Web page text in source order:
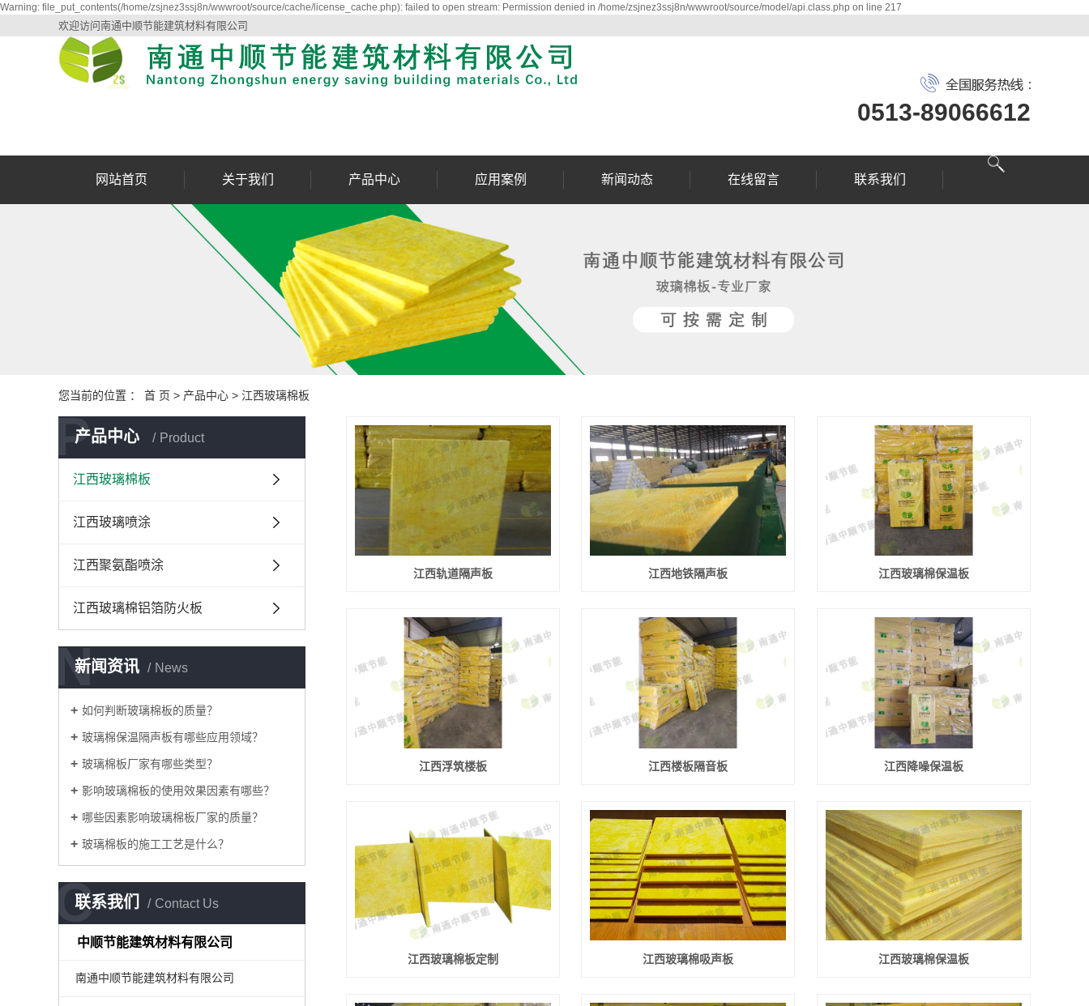
Warning: file_put_contents(/home/zsjnez3ssj8n/wwwroot/source/cache/license_cache.php): failed to open stream: Permission denied in /home/zsjnez3ssj8n/wwwroot/source/model/api.class.php on line 217
欢迎访问南通中顺节能建筑材料有限公司
0513-89066612
网站首页 关于我们
荣誉资质
检测设备
玻璃棉板施工流程
产品中心
江西玻璃棉板
江西玻璃喷涂
江西聚氨酯喷涂
江西玻璃棉铝箔防火板
应用案例 新闻动态
行业资讯
在线留言 联系我们
您当前的位置 ： 首 页 > 产品中心 > 江西玻璃棉板
产品中心 Product
P
江西玻璃棉板
江西玻璃喷涂
江西聚氨酯喷涂
江西玻璃棉铝箔防火板
新闻资讯 News
N
如何判断玻璃棉板的质量？
玻璃棉保温隔声板有哪些应用领域？
玻璃棉板厂家有哪些类型？
影响玻璃棉板的使用效果因素有哪些？
哪些因素影响玻璃棉板厂家的质量？
玻璃棉板的施工工艺是什么？
联系我们 Contact Us
C
中顺节能建筑材料有限公司
南通中顺节能建筑材料有限公司
江西轨道隔声板 江西地铁隔声板 江西玻璃棉保温板
江西浮筑楼板 江西楼板隔音板 江西降噪保温板
江西玻璃棉板定制 江西玻璃棉吸声板 江西玻璃棉保温板